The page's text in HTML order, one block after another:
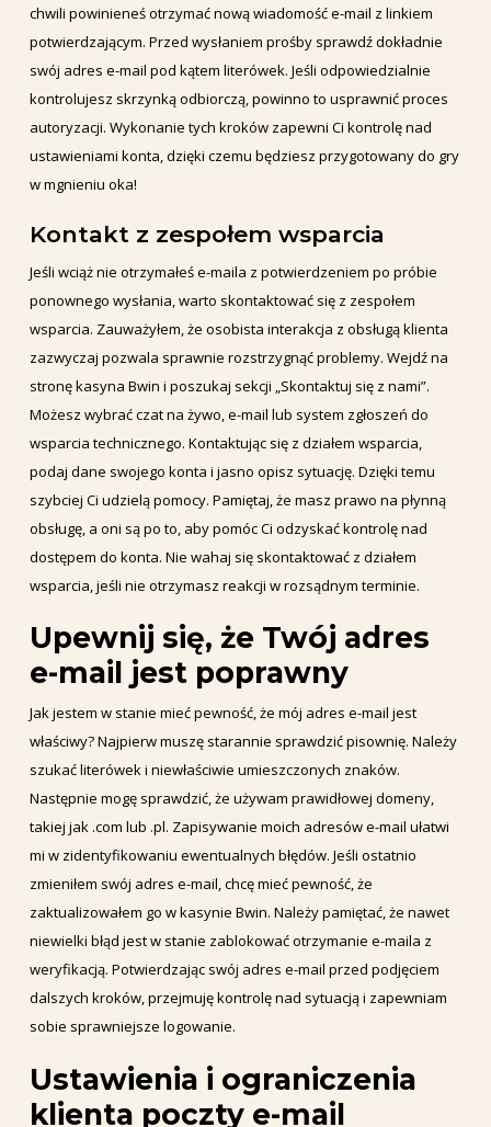
chwili powinieneś otrzymać nową wiadomość e-mail z linkiem
potwierdzającym. Przed wysłaniem prośby sprawdź dokładnie
swój adres e-mail pod kątem literówek. Jeśli odpowiedzialnie
kontrolujesz skrzynką odbiorczą, powinno to usprawnić proces
autoryzacji. Wykonanie tych kroków zapewni Ci kontrolę nad
ustawieniami konta, dzięki czemu będziesz przygotowany do gry
w mgnieniu oka!
Kontakt z zespołem wsparcia
Jeśli wciąż nie otrzymałeś e-maila z potwierdzeniem po próbie
ponownego wysłania, warto skontaktować się z zespołem
wsparcia. Zauważyłem, że osobista interakcja z obsługą klienta
zazwyczaj pozwala sprawnie rozstrzygnąć problemy. Wejdź na
stronę kasyna Bwin i poszukaj sekcji „Skontaktuj się z nami”.
Możesz wybrać czat na żywo, e-mail lub system zgłoszeń do
wsparcia technicznego. Kontaktując się z działem wsparcia,
podaj dane swojego konta i jasno opisz sytuację. Dzięki temu
szybciej Ci udzielą pomocy. Pamiętaj, że masz prawo na płynną
obsługę, a oni są po to, aby pomóc Ci odzyskać kontrolę nad
dostępem do konta. Nie wahaj się skontaktować z działem
wsparcia, jeśli nie otrzymasz reakcji w rozsądnym terminie.
Upewnij się, że Twój adres
e-mail jest poprawny
Jak jestem w stanie mieć pewność, że mój adres e-mail jest
właściwy? Najpierw muszę starannie sprawdzić pisownię. Należy
szukać literówek i niewłaściwie umieszczonych znaków.
Następnie mogę sprawdzić, że używam prawidłowej domeny,
takiej jak .com lub .pl. Zapisywanie moich adresów e-mail ułatwi
mi w zidentyfikowaniu ewentualnych błędów. Jeśli ostatnio
zmieniłem swój adres e-mail, chcę mieć pewność, że
zaktualizowałem go w kasynie Bwin. Należy pamiętać, że nawet
niewielki błąd jest w stanie zablokować otrzymanie e-maila z
weryfikacją. Potwierdzając swój adres e-mail przed podjęciem
dalszych kroków, przejmuję kontrolę nad sytuacją i zapewniam
sobie sprawniejsze logowanie.
Ustawienia i ograniczenia
klienta poczty e-mail